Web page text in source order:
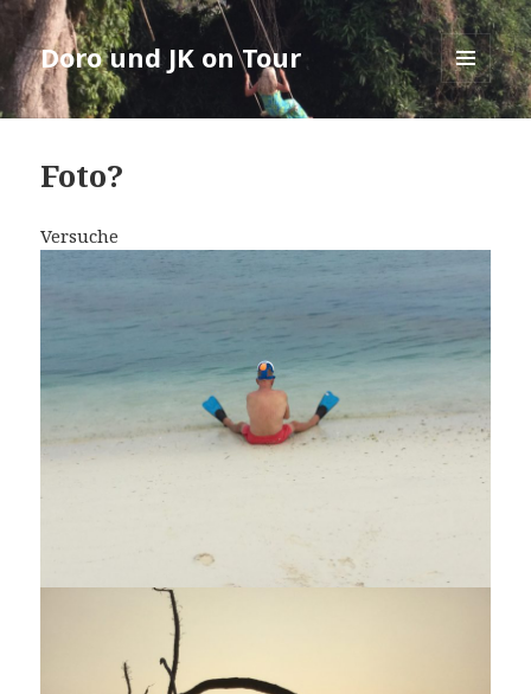
Doro und JK on Tour
MENÜ
UND
Foto?
Versuche